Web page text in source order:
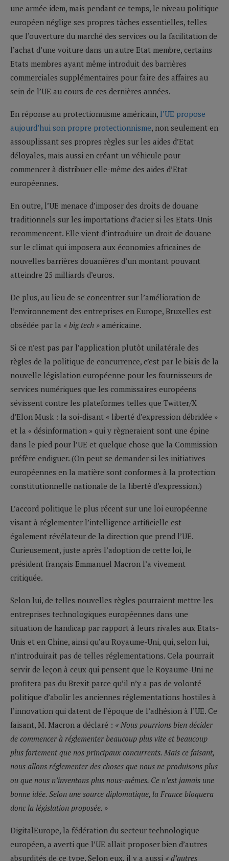
une armée idem, mais pendant ce temps, le niveau politique
européen néglige ses propres tâches essentielles, telles
que l’ouverture du marché des services ou la facilitation de
l’achat d’une voiture dans un autre Etat membre, certains
Etats membres ayant même introduit des barrières
commerciales supplémentaires pour faire des affaires au
sein de l’UE au cours de ces dernières années.
En réponse au protectionnisme américain, l’UE propose
aujourd’hui son propre protectionnisme, non seulement en
assouplissant ses propres règles sur les aides d’Etat
déloyales, mais aussi en créant un véhicule pour
commencer à distribuer elle-même des aides d’Etat
européennes.
En outre, l’UE menace d’imposer des droits de douane
traditionnels sur les importations d’acier si les Etats-Unis
recommencent. Elle vient d’introduire un droit de douane
sur le climat qui imposera aux économies africaines de
nouvelles barrières douanières d’un montant pouvant
atteindre 25 milliards d’euros.
De plus, au lieu de se concentrer sur l’amélioration de
l’environnement des entreprises en Europe, Bruxelles est
obsédée par la « big tech » américaine.
Si ce n’est pas par l’application plutôt unilatérale des
règles de la politique de concurrence, c’est par le biais de la
nouvelle législation européenne pour les fournisseurs de
services numériques que les commissaires européens
sévissent contre les plateformes telles que Twitter/X
d’Elon Musk : la soi-disant « liberté d’expression débridée »
et la « désinformation » qui y règneraient sont une épine
dans le pied pour l’UE et quelque chose que la Commission
préfère endiguer. (On peut se demander si les initiatives
européennes en la matière sont conformes à la protection
constitutionnelle nationale de la liberté d’expression.)
L’accord politique le plus récent sur une loi européenne
visant à réglementer l’intelligence artificielle est
également révélateur de la direction que prend l’UE.
Curieusement, juste après l’adoption de cette loi, le
président français Emmanuel Macron l’a vivement
critiquée.
Selon lui, de telles nouvelles règles pourraient mettre les
entreprises technologiques européennes dans une
situation de handicap par rapport à leurs rivales aux Etats-
Unis et en Chine, ainsi qu’au Royaume-Uni, qui, selon lui,
n’introduirait pas de telles réglementations. Cela pourrait
servir de leçon à ceux qui pensent que le Royaume-Uni ne
profitera pas du Brexit parce qu’il n’y a pas de volonté
politique d’abolir les anciennes réglementations hostiles à
l’innovation qui datent de l’époque de l’adhésion à l’UE. Ce
faisant, M. Macron a déclaré : « Nous pourrions bien décider
de commencer à réglementer beaucoup plus vite et beaucoup
plus fortement que nos principaux concurrents. Mais ce faisant,
nous allons réglementer des choses que nous ne produisons plus
ou que nous n’inventons plus nous-mêmes. Ce n’est jamais une
bonne idée. Selon une source diplomatique, la France bloquera
donc la législation proposée. »
DigitalEurope, la fédération du secteur technologique
européen, a averti que l’UE allait proposer bien d’autres
absurdités de ce type. Selon eux, il y a aussi « d’autres